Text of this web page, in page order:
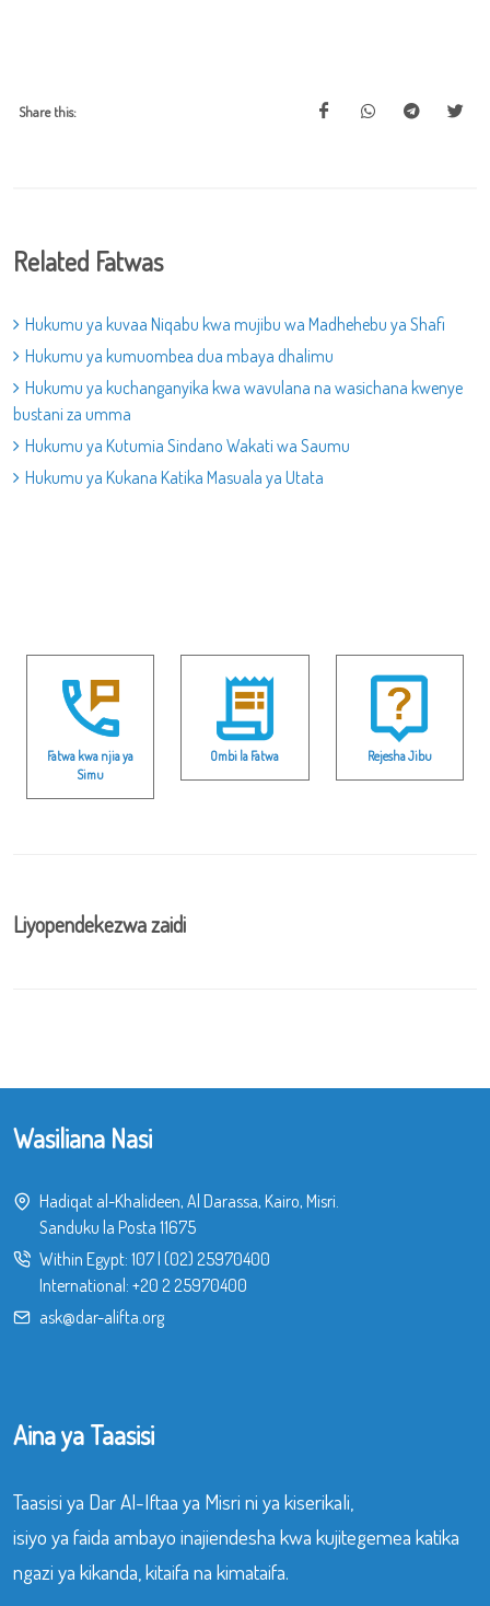
Share this:
Related Fatwas
Hukumu ya kuvaa Niqabu kwa mujibu wa Madhehebu ya Shafi
Hukumu ya kumuombea dua mbaya dhalimu
Hukumu ya kuchanganyika kwa wavulana na wasichana kwenye
bustani za umma
Hukumu ya Kutumia Sindano Wakati wa Saumu
Hukumu ya Kukana Katika Masuala ya Utata
Fatwa kwa njia ya
Simu
Ombi la Fatwa Rejesha Jibu
Liyopendekezwa zaidi
Wasiliana Nasi
Hadiqat al-Khalideen, Al Darassa, Kairo, Misri.
Sanduku la Posta 11675
Within Egypt: 107| (02) 25970400
International: +20 2 25970400
ask@dar-alifta.org
Aina ya Taasisi
Taasisi ya Dar Al-Iftaa ya Misri ni ya kiserikali,
isiyo ya faida ambayo inajiendesha kwa kujitegemea katika
ngazi ya kikanda, kitaifa na kimataifa.